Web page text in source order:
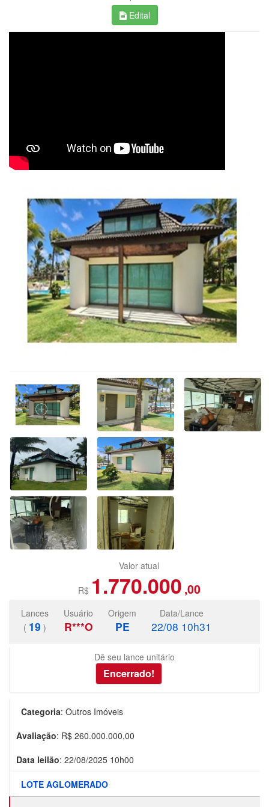
Edital
Valor atual
R$ 1.770.000 ,00
Lances
( 19 )
Usuário
R***O
Origem
PE
Data/Lance
22/08 10h31
Dê seu lance unitário
Categoria: Outros Imóveis
Avaliação: R$ 260.000.000,00
Data leilão: 22/08/2025 10h00
LOTE AGLOMERADO